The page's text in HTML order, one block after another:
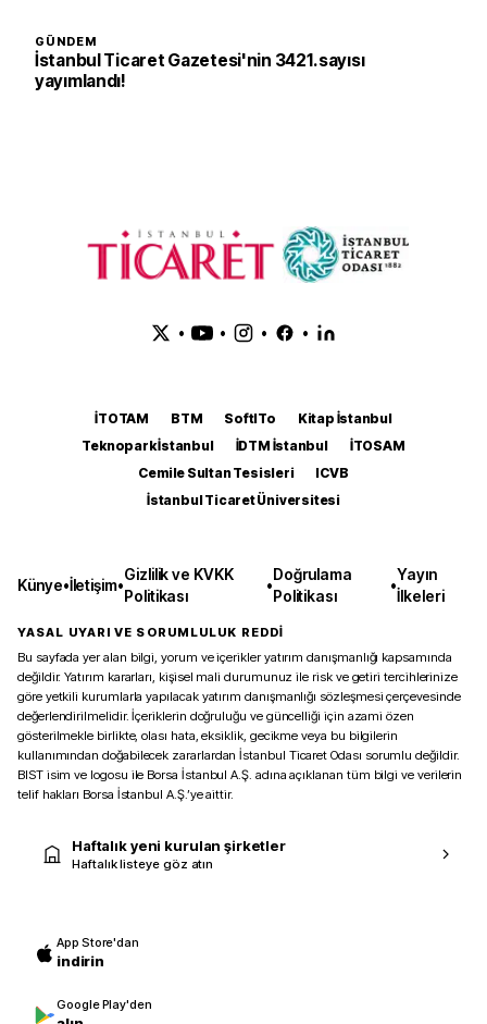
GÜNDEM
İstanbul Ticaret Gazetesi'nin 3421. sayısı
yayımlandı!
• • • •
İTOTAM BTM SoftITo
Kitap İstanbul
Teknopark İstanbul
İDTM İstanbul
İTOSAM
Cemile Sultan Tesisleri
ICVB
İstanbul Ticaret Üniversitesi
Künye•İletişim•
Gizlilik ve KVKK
Politikası
•
Doğrulama
Politikası
•
Yayın
İlkeleri
YASAL UYARI VE SORUMLULUK REDDİ
Bu sayfada yer alan bilgi, yorum ve içerikler yatırım danışmanlığı kapsamında
değildir. Yatırım kararları, kişisel mali durumunuz ile risk ve getiri tercihlerinize
göre yetkili kurumlarla yapılacak yatırım danışmanlığı sözleşmesi çerçevesinde
değerlendirilmelidir. İçeriklerin doğruluğu ve güncelliği için azami özen
gösterilmekle birlikte, olası hata, eksiklik, gecikme veya bu bilgilerin
kullanımından doğabilecek zararlardan İstanbul Ticaret Odası sorumlu değildir.
BIST isim ve logosu ile Borsa İstanbul A.Ş. adına açıklanan tüm bilgi ve verilerin
telif hakları Borsa İstanbul A.Ş.’ye aittir.
Haftalık yeni kurulan şirketler
Haftalık listeye göz atın
App Store'dan
indirin
Google Play'den